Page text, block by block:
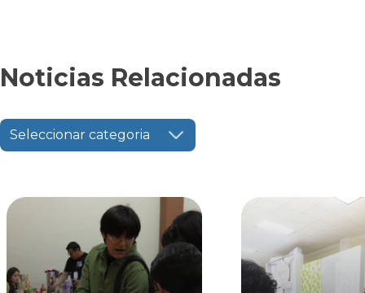
Noticias Relacionadas
Seleccionar categoria